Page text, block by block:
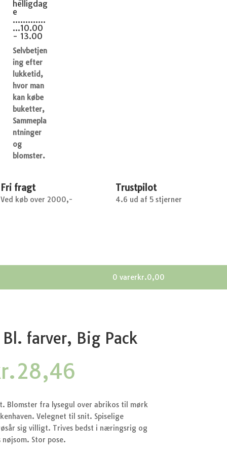
helligdag
e
.............
...10.00
- 13.00
Selvbetjen
ing efter
lukketid,
hvor man
kan købe
buketter,
Sammepla
ntninger
og
blomster.
Fri fragt
Ved køb over 2000,-
Trustpilot
4.6 ud af 5 stjerner
0 varerkr.0,00
farver, Big Pack
28,46
pris
er:
kr.28,46.
Blomster fra lysegul over abrikos til mørk
Velegnet til snit. Spiselige
sig villigt. Trives bedst i næringsrig og
Stor pose.